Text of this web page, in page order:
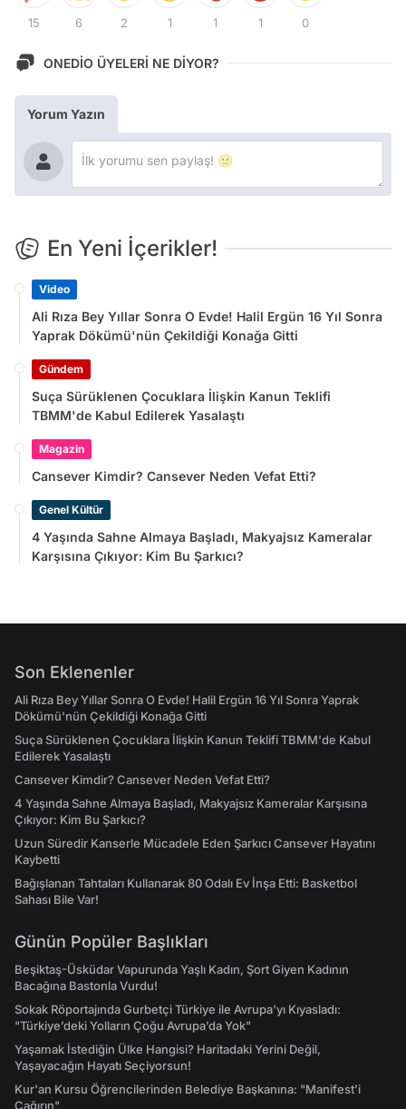
15 6 2 1 1 1 0
ONEDİO ÜYELERİ NE DİYOR?
Yorum Yazın
En Yeni İçerikler!
Video
Ali Rıza Bey Yıllar Sonra O Evde! Halil Ergün 16 Yıl Sonra
Yaprak Dökümü'nün Çekildiği Konağa Gitti
Gündem
Suça Sürüklenen Çocuklara İlişkin Kanun Teklifi
TBMM'de Kabul Edilerek Yasalaştı
Magazin
Cansever Kimdir? Cansever Neden Vefat Etti?
Genel Kültür
4 Yaşında Sahne Almaya Başladı, Makyajsız Kameralar
Karşısına Çıkıyor: Kim Bu Şarkıcı?
Son Eklenenler
Ali Rıza Bey Yıllar Sonra O Evde! Halil Ergün 16 Yıl Sonra Yaprak
Dökümü'nün Çekildiği Konağa Gitti
Suça Sürüklenen Çocuklara İlişkin Kanun Teklifi TBMM'de Kabul
Edilerek Yasalaştı
Cansever Kimdir? Cansever Neden Vefat Etti?
4 Yaşında Sahne Almaya Başladı, Makyajsız Kameralar Karşısına
Çıkıyor: Kim Bu Şarkıcı?
Uzun Süredir Kanserle Mücadele Eden Şarkıcı Cansever Hayatını
Kaybetti
Bağışlanan Tahtaları Kullanarak 80 Odalı Ev İnşa Etti: Basketbol
Sahası Bile Var!
Günün Popüler Başlıkları
Beşiktaş-Üsküdar Vapurunda Yaşlı Kadın, Şort Giyen Kadının
Bacağına Bastonla Vurdu!
Sokak Röportajında Gurbetçi Türkiye ile Avrupa'yı Kıyasladı:
"Türkiye’deki Yolların Çoğu Avrupa’da Yok"
Yaşamak İstediğin Ülke Hangisi? Haritadaki Yerini Değil,
Yaşayacağın Hayatı Seçiyorsun!
Kur'an Kursu Öğrencilerinden Belediye Başkanına: "Manifest’i
Çağırın"